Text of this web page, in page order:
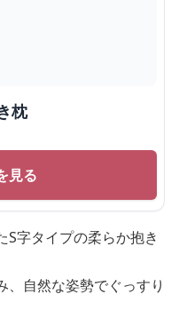
枕
見る
字タイプの柔らか抱き
自然な姿勢でぐっすり